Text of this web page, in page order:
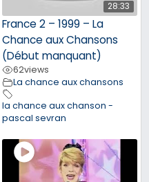
28:33
France 2 – 1999 – La
Chance aux Chansons
(Début manquant)
62views
La chance aux chansons
la chance aux chanson -
pascal sevran